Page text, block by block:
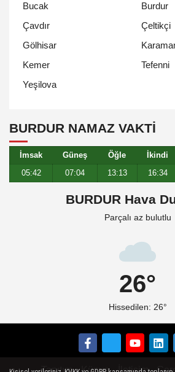
Bucak
Burdur
Çavdır
Çeltikçi
Gölhisar
Kemer
Tefenni
Yeşilova
BURDUR NAMAZ VAKTİ
İmsak Güneş Öğle İkindi
05:42
07:04 13:13 16:34
BURDUR Hava
Parçalı az bulutlu
26°
Hissedilen: 26°